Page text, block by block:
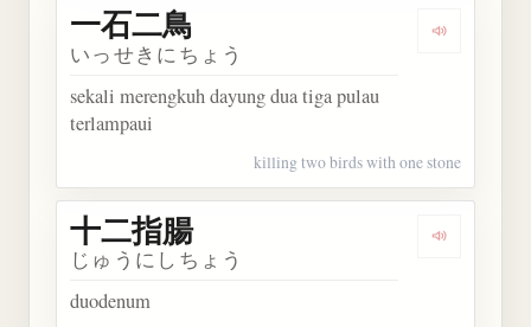
Dengarkan
一石二鳥
いっせきにちょう
sekali merengkuh dayung dua tiga pulau
terlampaui
killing two birds with one stone
Dengarkan
十二指腸
じゅうにしちょう
duodenum